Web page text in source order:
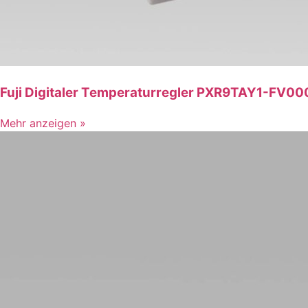
Fuji Digitaler Temperaturregler PXR9TAY1-
Mehr anzeigen »